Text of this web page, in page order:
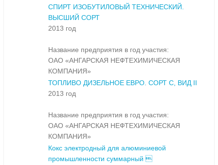
СПИРТ ИЗОБУТИЛОВЫЙ ТЕХНИЧЕСКИЙ.
ВЫСШИЙ СОРТ
2013 год
Название предприятия в год участия:
ОАО «АНГАРСКАЯ НЕФТЕХИМИЧЕСКАЯ
КОМПАНИЯ»
ТОПЛИВО ДИЗЕЛЬНОЕ ЕВРО. СОРТ С, ВИД II
2013 год
Название предприятия в год участия:
ОАО «АНГАРСКАЯ НЕФТЕХИМИЧЕСКАЯ
КОМПАНИЯ»
Кокс электродный для алюминиевой
промышленности суммарный 